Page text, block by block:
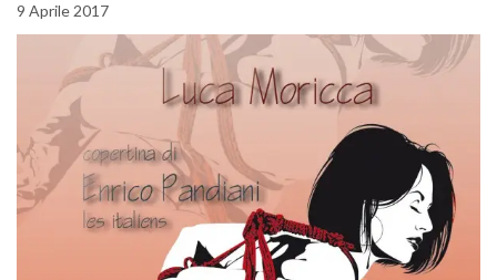
9 Aprile 2017